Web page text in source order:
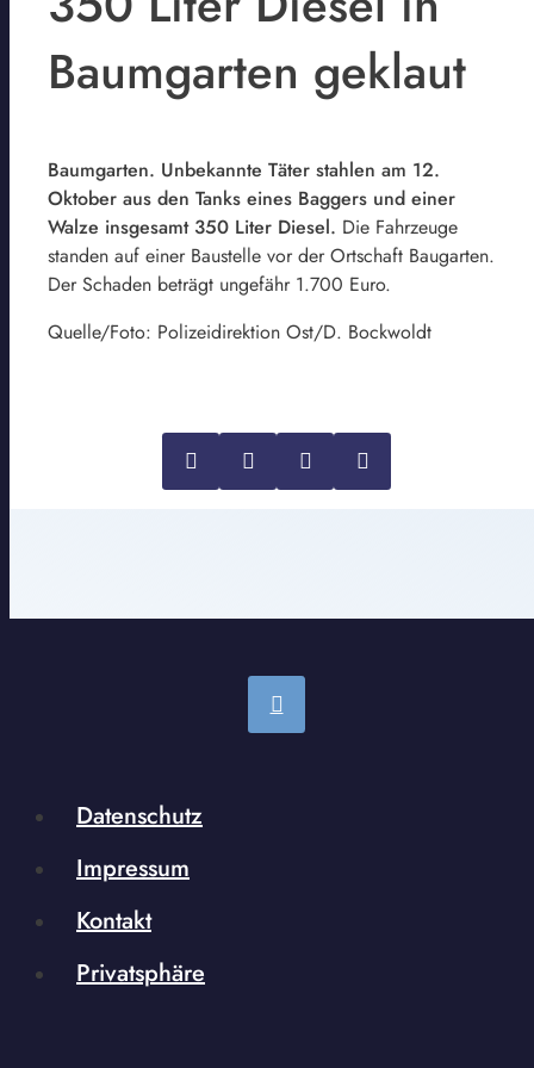
Baumgarten geklaut
Baumgarten. Unbekannte Täter stahlen am 12.
Oktober aus den Tanks eines Baggers und einer
Walze insgesamt 350 Liter Diesel. Die Fahrzeuge
standen auf einer Baustelle vor der Ortschaft Baugarten.
Der Schaden beträgt ungefähr 1.700 Euro.
Quelle/Foto: Polizeidirektion Ost/D. Bockwoldt
Datenschutz
Impressum
Kontakt
Privatsphäre